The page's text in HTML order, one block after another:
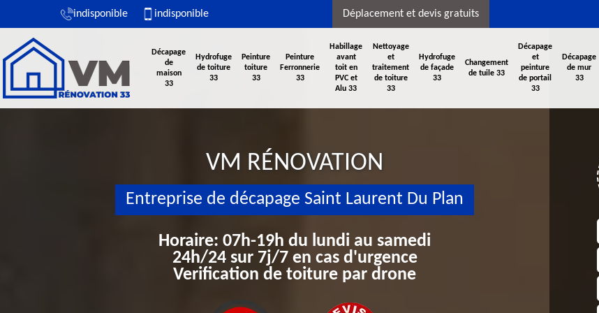
indisponible indisponible Déplacement et devis gratuits
Décapage
de
maison
33
Hydrofuge
de toiture
33
Peinture
toiture
33
Peinture
Ferronnerie
33
Habillage
avant
toit en
PVC et
Alu 33
Nettoyage
et
traitement
de toiture
33
Hydrofuge
de façade
33
Changement
de tuile 33
Décapage
et
peinture
de portail
33
Décapage
de mur
33
VM RÉNOVATION
Entreprise de décapage Saint Laurent Du Plan
Horaire: 07h-19h du lundi au samedi
24h/24 sur 7j/7 en cas d'urgence
Verification de toiture par drone